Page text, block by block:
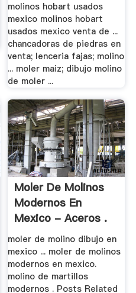
molinos hobart usados
mexico molinos hobart
usados mexico venta de ...
chancadoras de piedras en
venta; lenceria fajas; molino
... moler maiz; dibujo molino
de moler ...
Moler De Molinos
Modernos En
Mexico - Aceros .
moler de molino dibujo en
mexico ... moler de molinos
modernos en mexico.
molino de martillos
modernos . Posts Related